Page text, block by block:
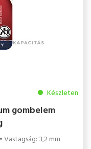
Készleten
gombelem
Vastagság: 3,2 mm